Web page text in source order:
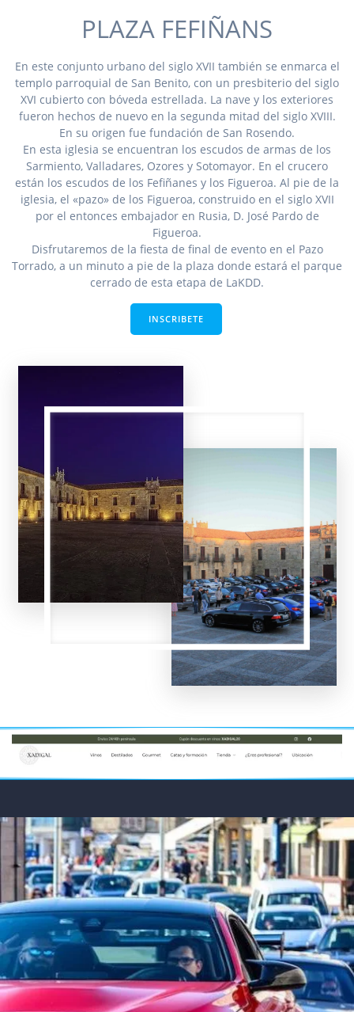
PLAZA FEFIÑANS
En este conjunto urbano del siglo XVII también se enmarca el
templo parroquial de San Benito, con un presbiterio del siglo
XVI cubierto con bóveda estrellada. La nave y los exteriores
fueron hechos de nuevo en la segunda mitad del siglo XVIII.
En su origen fue fundación de San Rosendo.
En esta iglesia se encuentran los escudos de armas de los
Sarmiento, Valladares, Ozores y Sotomayor. En el crucero
están los escudos de los Fefiñanes y los Figueroa. Al pie de la
iglesia, el «pazo» de los Figueroa, construido en el siglo XVII
por el entonces embajador en Rusia, D. José Pardo de
Figueroa.
Disfrutaremos de la fiesta de final de evento en el Pazo
Torrado, a un minuto a pie de la plaza donde estará el parque
cerrado de esta etapa de LaKDD.
INSCRIBETE